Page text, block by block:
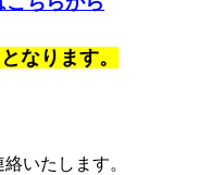
なります。
いたします。